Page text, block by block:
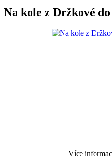
Na kole z Držkové
Více